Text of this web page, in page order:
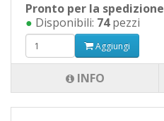
Pronto per la spedizione
● Disponibili: 74pezzi
Aggiungi
INFO